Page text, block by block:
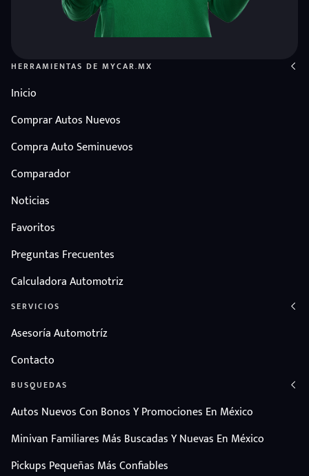
HERRAMIENTAS DE MYCAR.MX
Inicio
Comprar Autos Nuevos
Compra Auto Seminuevos
Comparador
Noticias
Favoritos
Preguntas Frecuentes
Calculadora Automotriz
SERVICIOS
Asesoría Automotríz
Contacto
BUSQUEDAS
Autos Nuevos Con Bonos Y Promociones En México
Minivan Familiares Más Buscadas Y Nuevas En México
Pickups Pequeñas Más Confiables